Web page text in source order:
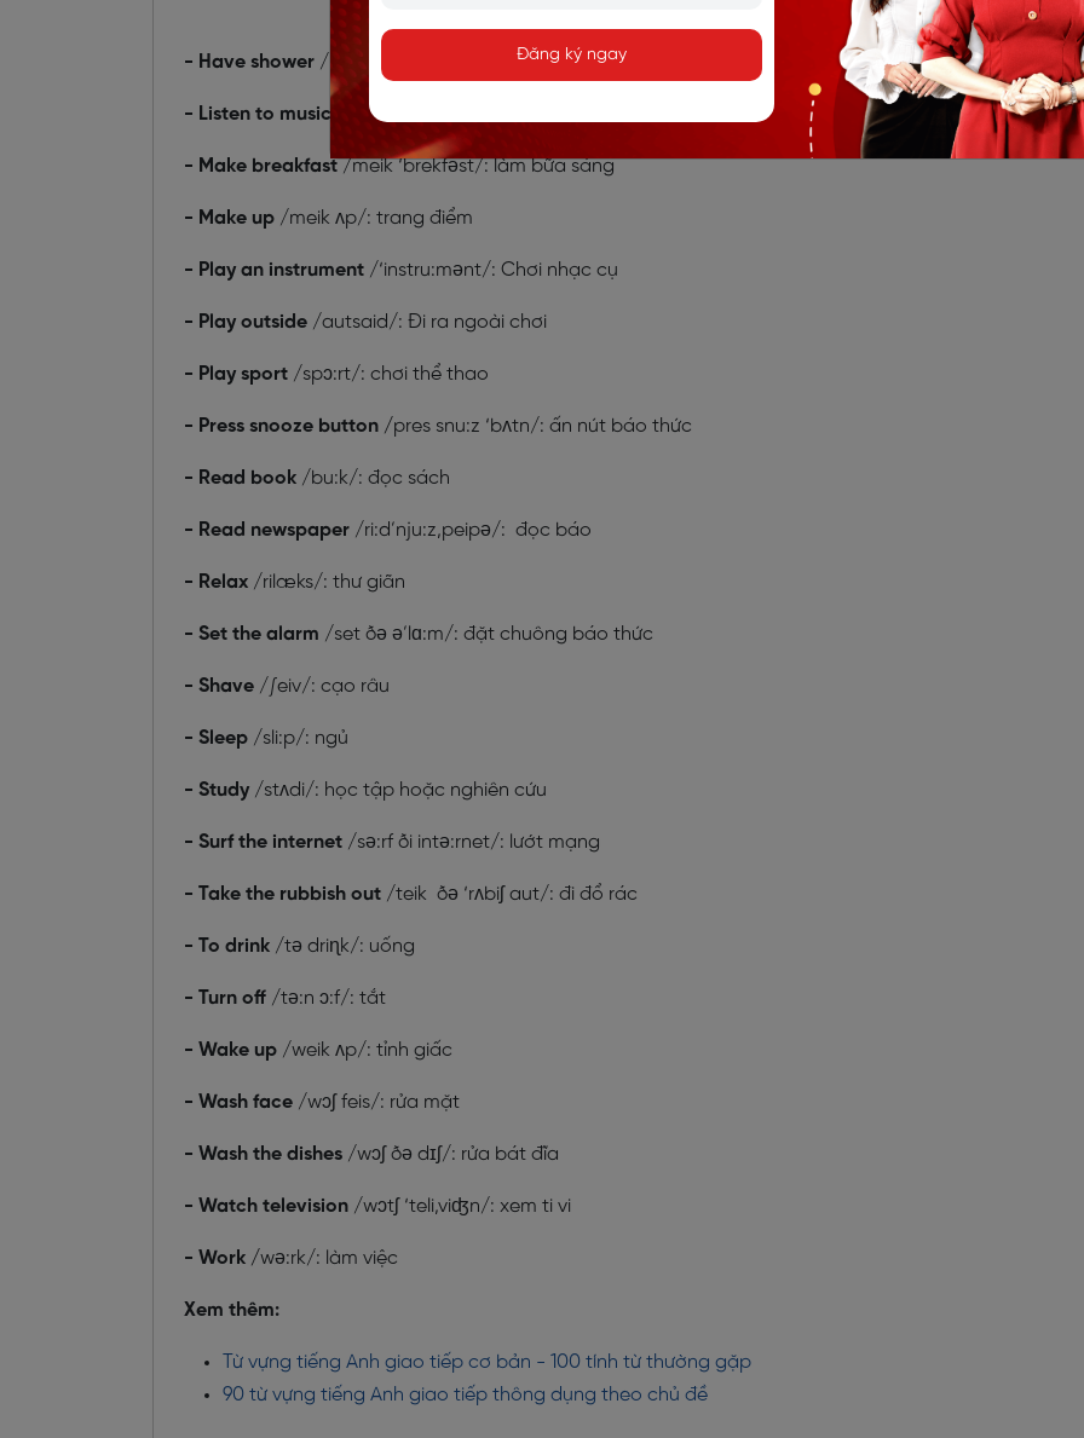
- Have shower /hæv ‘ʃouə/: tắm vòi hoa sen
- Listen to music /‘ mju:zik/: nghe nhạc
- Make breakfast /meik ‘brekfəst/: làm bữa sáng
- Make up /meik ʌp/: trang điểm
- Play an instrument /‘instru:mənt/: Chơi nhạc cụ
- Play outside /autsaid/: Đi ra ngoài chơi
- Play sport /spɔ:rt/: chơi thể thao
- Press snooze button /pres snu:z ‘bʌtn/: ấn nút báo thức
- Read book /bu:k/: đọc sách
- Read newspaper /ri:d’nju:z,peipə/: đọc báo
- Relax /rilæks/: thư giãn
- Set the alarm /set ðə ə’lɑ:m/: đặt chuông báo thức
- Shave /∫eiv/: cạo râu
- Sleep /sli:p/: ngủ
- Study /stʌdi/: học tập hoặc nghiên cứu
- Surf the internet /sə:rf ði intə:rnet/: lướt mạng
- Take the rubbish out /teik ðə ‘rʌbiʃ aut/: đi đổ rác
- To drink /tə driɳk/: uống
- Turn off /tə:n ɔ:f/: tắt
- Wake up /weik ʌp/: tỉnh giấc
- Wash face /wɔʃ feis/: rửa mặt
- Wash the dishes /wɔʃ ðə dɪʃ/: rửa bát đĩa
- Watch television /wɔtʃ ‘teli,viʤn/: xem ti vi
- Work /wə:rk/: làm việc
Xem thêm:
Từ vựng tiếng Anh giao tiếp cơ bản - 100 tính từ thường gặp
90 từ vựng tiếng Anh giao tiếp thông dụng theo chủ đề
Đăng ký ngay